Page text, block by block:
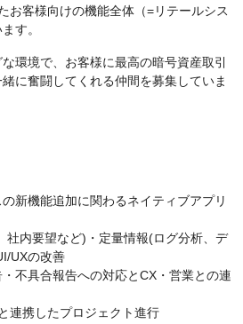
お客様向けの機能全体（=リテールシス
す。
環境で、お客様に最高の暗号資産取引
に奮闘してくれる仲間を募集していま
新機能追加に関わるネイティブアプリ
社内要望など)・定量情報(ログ分析、デ
UXの改善
不具合報告への対応とCX・営業との連
連携したプロジェクト進行